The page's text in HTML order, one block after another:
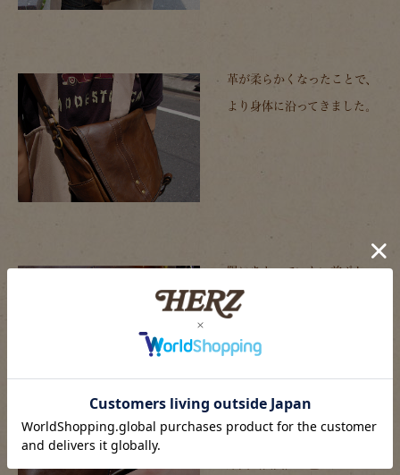
革が柔らかくなったことで、
より身体に沿ってきました。
陽にあたっていない前ポケッ
ト部分は経年変化がゆっくり
ります。